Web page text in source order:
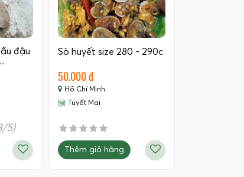
đậu
5)
Sò huyết size 280 - 290c
50.000 đ
Hồ Chí Minh
Tuyết Mai
Thêm giỏ hàng